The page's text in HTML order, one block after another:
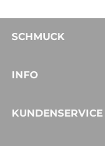
SCHMUCK
INFO
KUNDENSERVICE